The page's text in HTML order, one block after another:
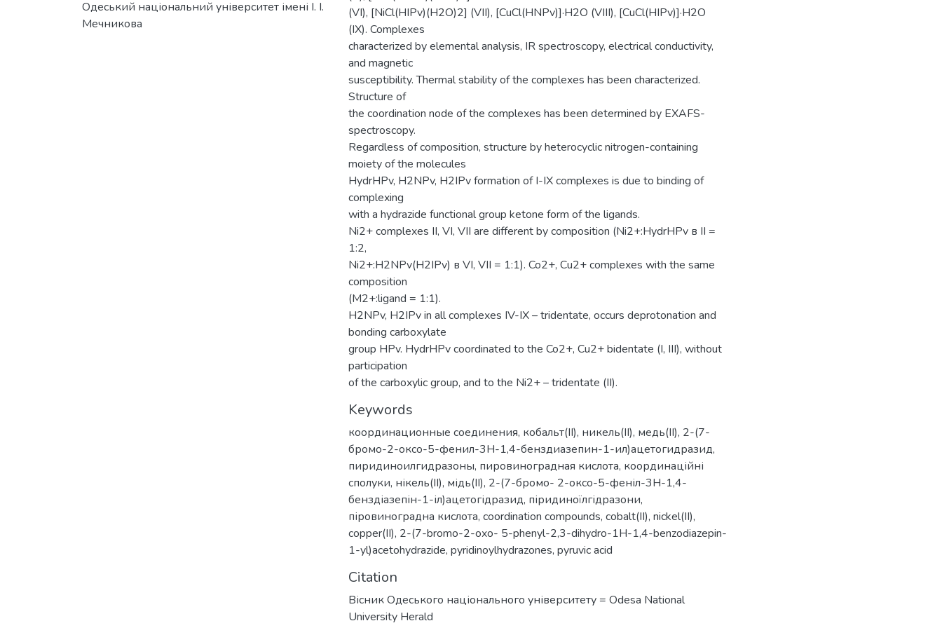
Одеський національний університет імені І. І.
Мечникова
(VI), [NiCl(HIPv)(H2O)2] (VII), [CuCl(HNPv)]·H2O (VIII), [CuCl(HIPv)]·H2O
(IX). Complexes
characterized by elemental analysis, IR spectroscopy, electrical conductivity,
and magnetic
susceptibility. Thermal stability of the complexes has been characterized.
Structure of
the coordination node of the complexes has been determined by EXAFS-
spectroscopy.
Regardless of composition, structure by heterocyclic nitrogen-containing
moiety of the molecules
HydrHPv, H2NРv, H2IРv formation of I-IX complexes is due to binding of
complexing
with a hydrazide functional group ketone form of the ligands.
Ni2+ complexes II, VI, VII are different by composition (Ni2+:HydrHPv в II =
1:2,
Ni2+:H2NРv(H2IРv) в VI, VII = 1:1). Co2+, Cu2+ complexes with the same
composition
(M2+:ligand = 1:1).
H2NPv, H2IPv in all complexes IV-IX – tridentate, occurs deprotonation and
bonding carboxylate
group НPv. HydrHPv coordinated to the Co2+, Cu2+ bidentate (I, III), without
participation
of the carboxylic group, and to the Ni2+ – tridentate (II).
Keywords
координационные соединения, кобальт(II), никель(II), медь(II), 2-(7-
бромо-2-оксо-5-фенил-3H-1,4-бенздиазепин-1-ил)ацетогидразид,
пиридиноилгидразоны, пировиноградная кислота, координаційні
сполуки, нікель(II), мідь(II), 2-(7-бромо- 2-оксо-5-феніл-3H-1,4-
бенздіазепін-1-іл)ацетогідразид, піридиноїлгідразони,
піровиноградна кислота, coordination compounds, cobalt(II), nickel(II),
copper(II), 2-(7-bromo-2-oxo- 5-phenyl-2,3-dihydro-1H-1,4-benzodiazepin-
1-yl)acetohydrazide, pyridinoylhydrazones, pyruvic acid
Citation
Вісник Одеського національного університету = Odesa National
University Herald